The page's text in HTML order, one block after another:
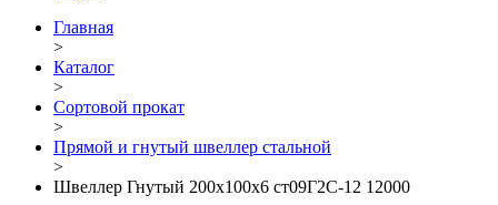
Главная
>
Каталог
>
Сортовой прокат
>
Прямой и гнутый швеллер стальной
>
Швеллер Гнутый 200х100х6 ст09Г2С-12 12000